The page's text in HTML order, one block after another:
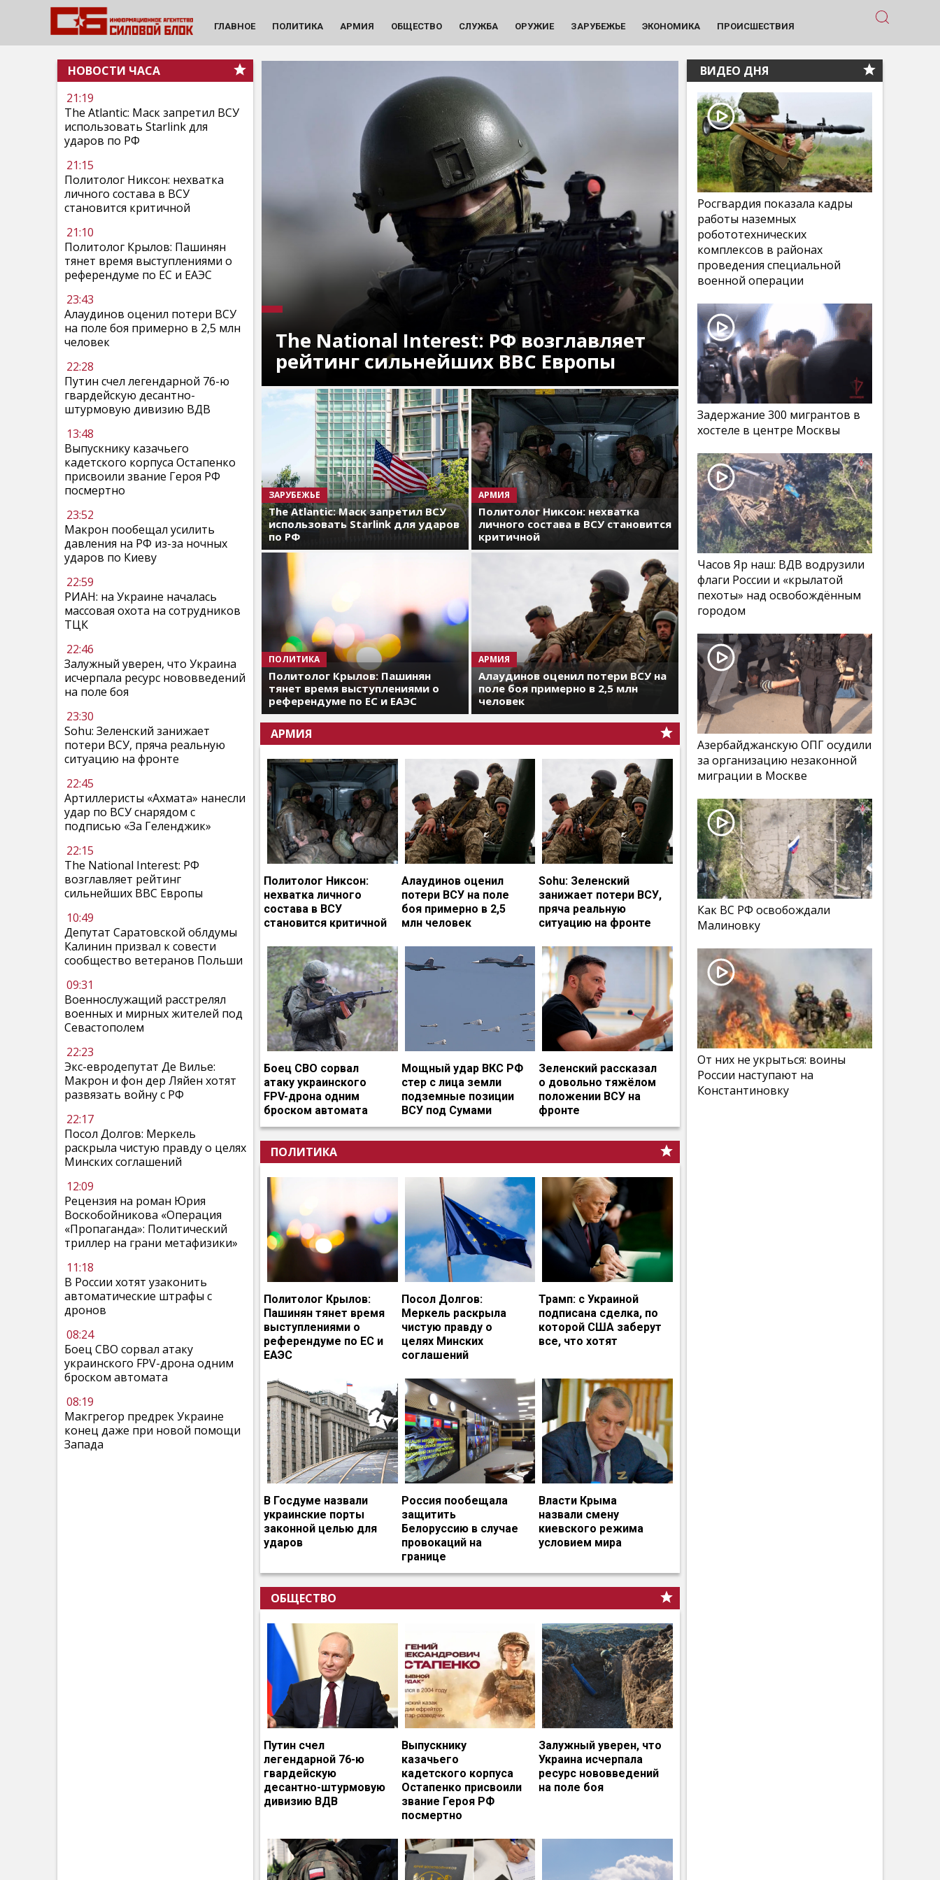
ГЛАВНОЕ ПОЛИТИКА АРМИЯ ОБЩЕСТВО СЛУЖБА ОРУЖИЕ ЗАРУБЕЖЬЕ ЭКОНОМИКА ПРОИСШЕСТВИЯ
НОВОСТИ ЧАСА
21:19
The Atlantic: Маск запретил ВСУ
использовать Starlink для
ударов по РФ
21:15
Политолог Никсон: нехватка
личного состава в ВСУ
становится критичной
21:10
Политолог Крылов: Пашинян
тянет время выступлениями о
референдуме по ЕС и ЕАЭС
23:43
Алаудинов оценил потери ВСУ
на поле боя примерно в 2,5 млн
человек
22:28
Путин счел легендарной 76-ю
гвардейскую десантно-
штурмовую дивизию ВДВ
13:48
Выпускнику казачьего
кадетского корпуса Остапенко
присвоили звание Героя РФ
посмертно
23:52
Макрон пообещал усилить
давления на РФ из-за ночных
ударов по Киеву
22:59
РИАН: на Украине началась
массовая охота на сотрудников
ТЦК
22:46
Залужный уверен, что Украина
исчерпала ресурс нововведений
на поле боя
23:30
Sohu: Зеленский занижает
потери ВСУ, пряча реальную
ситуацию на фронте
22:45
Артиллеристы «Ахмата» нанесли
удар по ВСУ снарядом с
подписью «За Геленджик»
22:15
The National Interest: РФ
возглавляет рейтинг
сильнейших ВВС Европы
10:49
Депутат Саратовской облдумы
Калинин призвал к совести
сообщество ветеранов Польши
09:31
Военнослужащий расстрелял
военных и мирных жителей под
Севастополем
22:23
Экс-евродепутат Де Вилье:
Макрон и фон дер Ляйен хотят
развязать войну с РФ
22:17
Посол Долгов: Меркель
раскрыла чистую правду о целях
Минских соглашений
12:09
Рецензия на роман Юрия
Воскобойникова «Операция
«Пропаганда»: Политический
триллер на грани метафизики»
11:18
В России хотят узаконить
автоматические штрафы с
дронов
08:24
Боец СВО сорвал атаку
украинского FPV-дрона одним
броском автомата
08:19
Макгрегор предрек Украине
конец даже при новой помощи
Запада
The National Interest: РФ возглавляет
рейтинг сильнейших ВВС Европы
ЗАРУБЕЖЬЕ
The Atlantic: Маск запретил ВСУ
использовать Starlink для ударов
по РФ
АРМИЯ
Политолог Никсон: нехватка
личного состава в ВСУ становится
критичной
ПОЛИТИКА
Политолог Крылов: Пашинян
тянет время выступлениями о
референдуме по ЕС и ЕАЭС
АРМИЯ
Алаудинов оценил потери ВСУ на
поле боя примерно в 2,5 млн
человек
АРМИЯ
Политолог Никсон:
нехватка личного
состава в ВСУ
становится критичной
Алаудинов оценил
потери ВСУ на поле
боя примерно в 2,5
млн человек
Sohu: Зеленский
занижает потери ВСУ,
пряча реальную
ситуацию на фронте
Боец СВО сорвал
атаку украинского
FPV-дрона одним
броском автомата
Мощный удар ВКС РФ
стер с лица земли
подземные позиции
ВСУ под Сумами
Зеленский рассказал
о довольно тяжёлом
положении ВСУ на
фронте
ПОЛИТИКА
Политолог Крылов:
Пашинян тянет время
выступлениями о
референдуме по ЕС и
ЕАЭС
Посол Долгов:
Меркель раскрыла
чистую правду о
целях Минских
соглашений
Трамп: с Украиной
подписана сделка, по
которой США заберут
все, что хотят
В Госдуме назвали
украинские порты
законной целью для
ударов
Россия пообещала
защитить
Белоруссию в случае
провокаций на
границе
Власти Крыма
назвали смену
киевского режима
условием мира
ОБЩЕСТВО
Путин счел
легендарной 76-ю
гвардейскую
десантно-штурмовую
дивизию ВДВ
Выпускнику
казачьего
кадетского корпуса
Остапенко присвоили
звание Героя РФ
посмертно
Залужный уверен, что
Украина исчерпала
ресурс нововведений
на поле боя
ВИДЕО ДНЯ
Росгвардия показала кадры
работы наземных
робототехнических
комплексов в районах
проведения специальной
военной операции
Задержание 300 мигрантов в
хостеле в центре Москвы
Часов Яр наш: ВДВ водрузили
флаги России и «крылатой
пехоты» над освобождённым
городом
Азербайджанскую ОПГ осудили
за организацию незаконной
миграции в Москве
Как ВС РФ освобождали
Малиновку
От них не укрыться: воины
России наступают на
Константиновку